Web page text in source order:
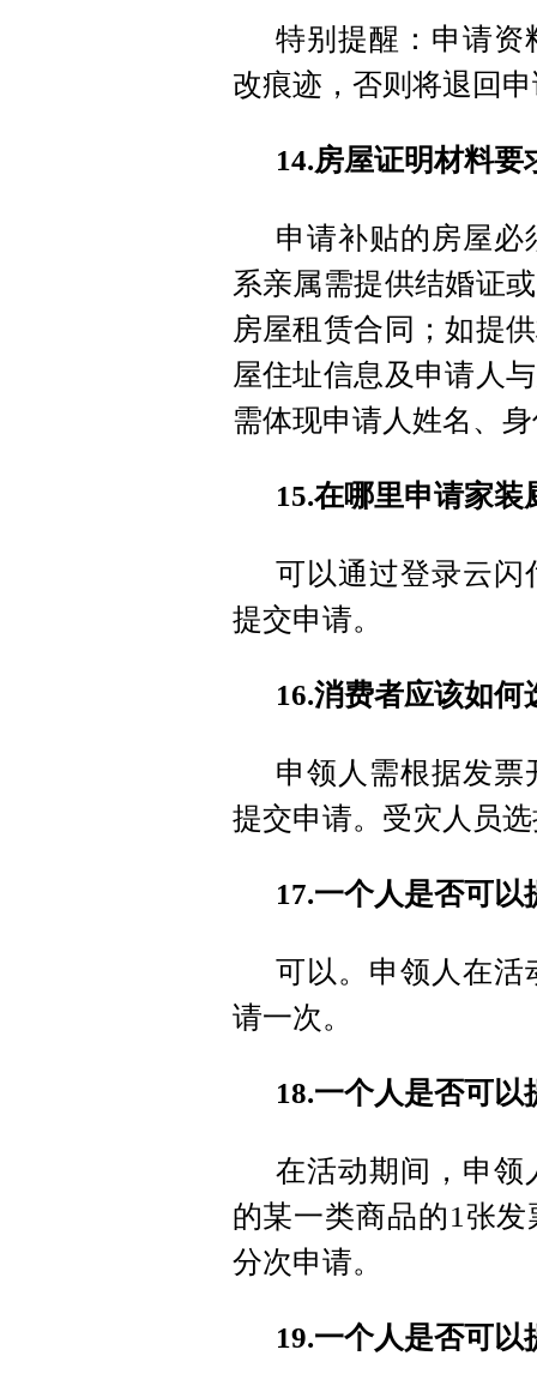
特别提醒：申请资
改痕迹，否则将退回
14.房屋证明材料要
申请补贴的房屋
系亲属需提供结婚证
房屋租赁合同；如提
屋住址信息及申请人
需体现申请人姓名、
15.在哪里申请家装
可以通过登录云闪
提交申请。
16.消费者应该如何
申领人需根据发
提交申请。受灾人员
17.一个人是否可以
可以。申领人在活
请一次。
18.一个人是否可
在活动期间，申领
的某一类商品的1张
分次申请。
19.一个人是否可以